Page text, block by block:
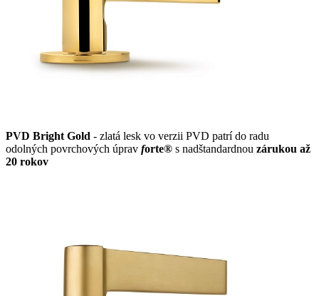
PVD Bright Gold - zlatá lesk vo verzii PVD patrí do radu
odolných povrchových úprav forte® s nadštandardnou zárukou až
20 rokov